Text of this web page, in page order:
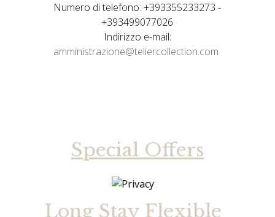
Numero di telefono: +393355233273 -
+393499077026
Indirizzo e-mail:
amministrazione@teliercollection.com
Special Offers
Long Stay Flexible